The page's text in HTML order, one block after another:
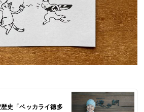
史「ベッカライ徳多